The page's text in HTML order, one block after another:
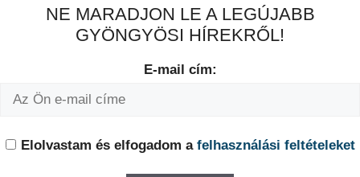
NE MARADJON LE A LEGÚJABB
GYÖNGYÖSI HÍREKRŐL!
E-mail cím:
Elolvastam és elfogadom a felhasználási feltételeket